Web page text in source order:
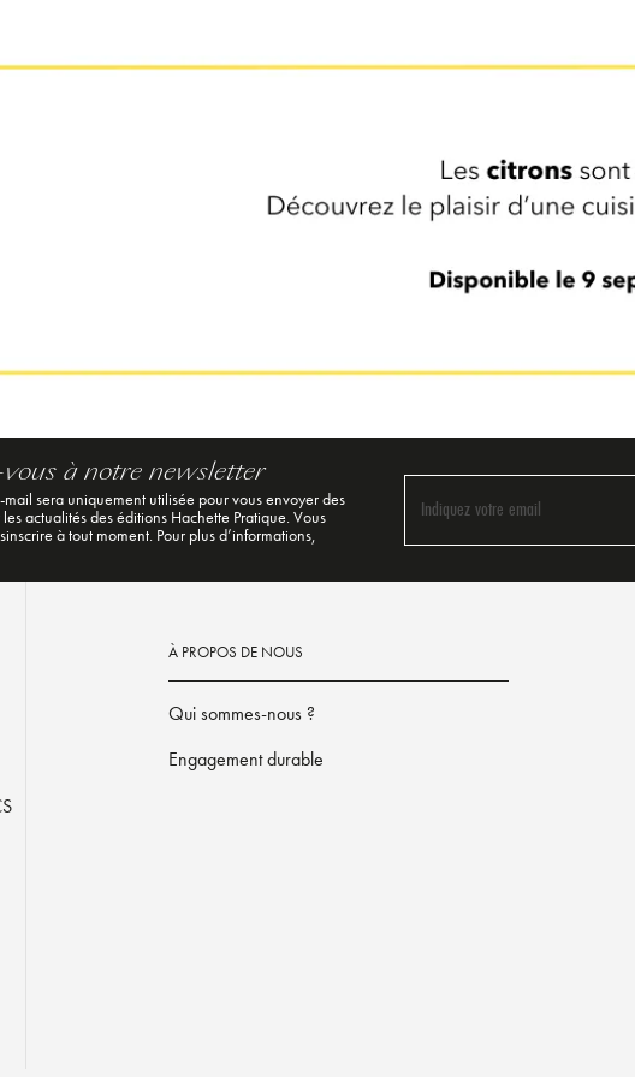
à notre newsletter
sera uniquement utilisée pour vous envoyer des
actualités des éditions Hachette Pratique. Vous
à tout moment. Pour plus d’informations,
Indiquez votre email
À PROPOS DE NOUS
Qui sommes-nous ?
Engagement durable